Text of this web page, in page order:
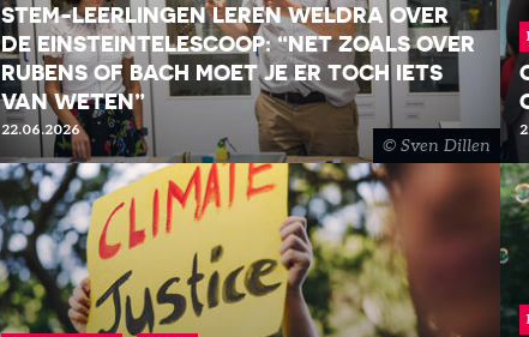
Sven Dillen
STEM-LEERLINGEN LEREN WELDRA OVER
DE EINSTEINTELESCOOP: “NET ZOALS OVER
RUBENS OF BACH MOET JE ER TOCH IETS
VAN WETEN”
22.06.2026